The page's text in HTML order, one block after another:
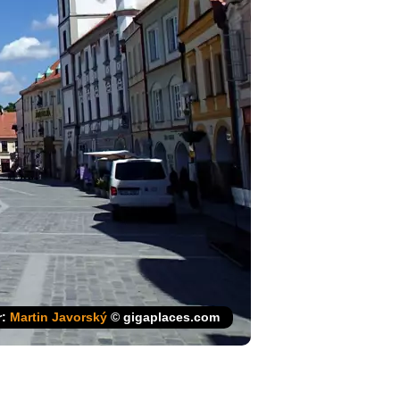
Martin Javorský © gigaplaces.com